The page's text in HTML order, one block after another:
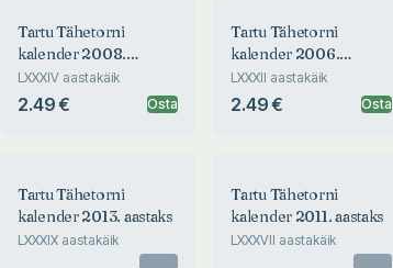
Tartu Tähetorni
kalender 2008.
aastaks
LXXXIV aastakäik
2.49 € Osta
Tartu Tähetorni
kalender 2006.
aastaks
LXXXII aastakäik
2.49 € Osta
Tartu Tähetorni
kalender 2013. aastaks
LXXXIX aastakäik
Tartu Tähetorni
kalender 2011. aastaks
LXXXVII aastakäik